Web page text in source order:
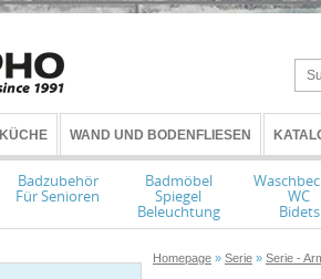
KÜCHE WAND UND BODENFLIESEN
Badzubehör
Für Senioren
Badmöbel
Spiegel
Beleuchtung
WC
Bidets
Homepage » Serie » Serie -